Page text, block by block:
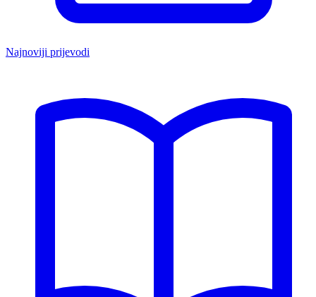
Najnoviji prijevodi